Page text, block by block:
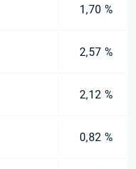
1,70 %
2,57 %
2,12 %
0,82 %